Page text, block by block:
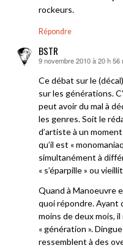
rockeurs.
Répondre
BSTR
dit :
9 novembre 2010 à 20 h 56
Ce débat sur le
sur les générations.
peut avoir du mal à
les genres. Soit le
d’artiste à un
qu’il est «
simultanément à
« s’éparpille » ou
Quand à Manoeuvre
quoi répondre.
moins de deux mois, il
« génération ».
ressemblent à des